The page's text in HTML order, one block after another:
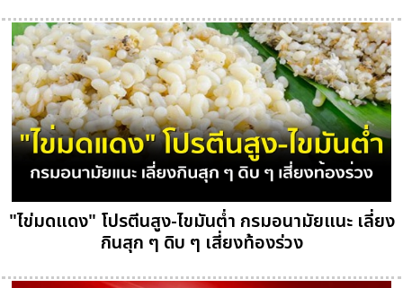
"ไข่มดแดง" โปรตีนสูง-ไขมันต่ำ กรมอนามัยแนะ เลี่ยง
กินสุก ๆ ดิบ ๆ เสี่ยงท้องร่วง